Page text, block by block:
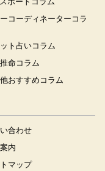
コーディネーターコラ
ト占いコラム
命コラム
おすすめコラム
合わせ
内
マップ